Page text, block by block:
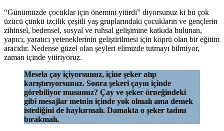
“Günümüzde çocuklar için önemini yitirdi” diyorsunuz ki bu çok
üzücü çünkü izcilik çeşitli yaş gruplarındaki çocukların ve gençlerin
zihinsel, bedensel, sosyal ve ruhsal gelişimine katkıda bulunan,
yapıcı, yaratıcı yeteneklerinin geliştirilmesi için köprü olan bir eğitim
aracıdır. Nedense güzel olan şeyleri elimizde tutmayı bilmiyor,
zaman içinde yitiriyoruz.
Mesela çay içiyorsunuz, içine şeker atıp
karıştırıyorsunuz. Sonra şekeri çayın içinde
görebiliyor musunuz? Çay ve şeker örneğindeki
gibi mesajlar metnin içinde yok olmalı ama demek
istediğini de haykırmalı. Damakta o şeker tadını
bırakmalı.